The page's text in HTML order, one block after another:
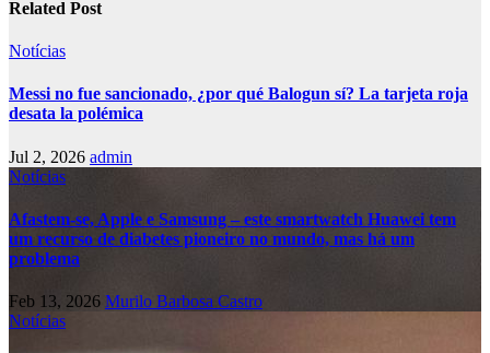
Related Post
Notícias
Messi no fue sancionado, ¿por qué Balogun sí? La tarjeta roja
desata la polémica
Jul 2, 2026 admin
Notícias
Afastem-se, Apple e Samsung – este smartwatch Huawei tem
um recurso de diabetes pioneiro no mundo, mas há um
problema
Feb 13, 2026 Murilo Barbosa Castro
Notícias